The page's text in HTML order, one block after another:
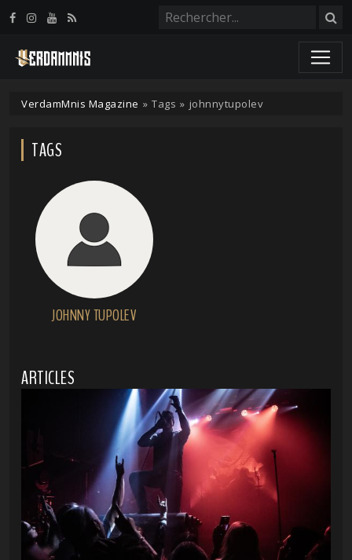
VerdamMnis Magazine » Tags » johnnytupolev
TAGS
JOHNNY TUPOLEV
ARTICLES
Panneau de gestion des cookies